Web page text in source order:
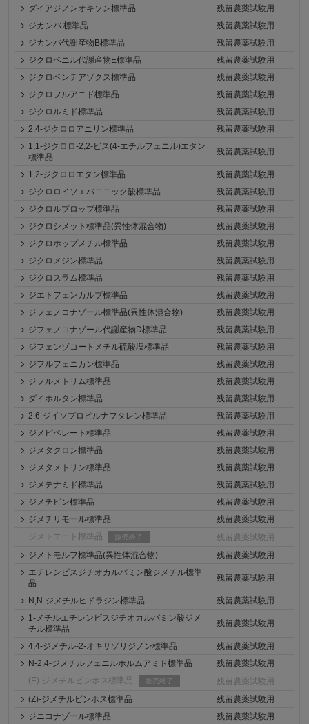
ダイアジノンオキソン標準品
残留農薬試験用
ジカンバ 標準品
残留農薬試験用
ジカンバ代謝産物B標準品
残留農薬試験用
ジクロベニル代謝産物E標準品
残留農薬試験用
ジクロベンチアゾクス標準品
残留農薬試験用
ジクロフルアニド標準品
残留農薬試験用
ジクロルミド標準品
残留農薬試験用
2,4-ジクロロアニリン標準品
残留農薬試験用
1,1-ジクロロ-2,2-ビス(4-エチルフェニル)エタン
標準品
残留農薬試験用
1,2-ジクロロエタン標準品
残留農薬試験用
ジクロロイソエバニニック酸標準品
残留農薬試験用
ジクロルプロップ標準品
残留農薬試験用
ジクロシメット標準品(異性体混合物)
残留農薬試験用
ジクロホップメチル標準品
残留農薬試験用
ジクロメジン標準品
残留農薬試験用
ジクロスラム標準品
残留農薬試験用
ジエトフェンカルブ標準品
残留農薬試験用
ジフェノコナゾール標準品(異性体混合物)
残留農薬試験用
ジフェノコナゾール代謝産物D標準品
残留農薬試験用
ジフェンゾコートメチル硫酸塩標準品
残留農薬試験用
ジフルフェニカン標準品
残留農薬試験用
ジフルメトリム標準品
残留農薬試験用
ダイホルタン標準品
残留農薬試験用
2,6-ジイソプロピルナフタレン標準品
残留農薬試験用
ジメピペレート標準品
残留農薬試験用
ジメタクロン標準品
残留農薬試験用
ジメタメトリン標準品
残留農薬試験用
ジメテナミド標準品
残留農薬試験用
ジメチピン標準品
残留農薬試験用
ジメチリモール標準品
残留農薬試験用
ジメトエート標準品
販売終了
残留農薬試験用
ジメトモルフ標準品(異性体混合物)
残留農薬試験用
エチレンビスジチオカルバミン酸ジメチル標準
品
残留農薬試験用
N,N-ジメチルヒドラジン標準品
残留農薬試験用
1-メチルエチレンビスジチオカルバミン酸ジメ
チル標準品
残留農薬試験用
4,4-ジメチル-2-オキサゾリジノン標準品
残留農薬試験用
N-2,4-ジメチルフェニルホルムアミド標準品
残留農薬試験用
(E)-ジメチルビンホス標準品
販売終了
残留農薬試験用
(Z)-ジメチルビンホス標準品
残留農薬試験用
ジニコナゾール標準品
残留農薬試験用